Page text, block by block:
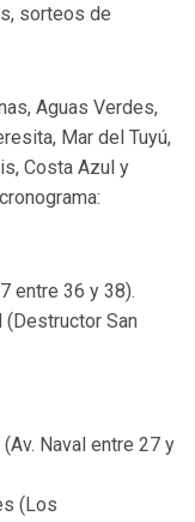
sorteos de
Aguas Verdes,
Mar del Tuyú,
Costa Azul y
entre 36 y 38).
San
Naval entre 27 y
(Los